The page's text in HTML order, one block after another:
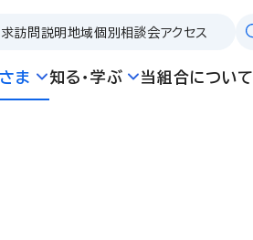
訪問説明 地域個別相談会アクセス
ま 知る・学ぶ 当組合について